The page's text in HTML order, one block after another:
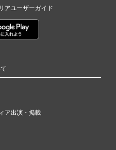
アユーザーガイド
ア出演・掲載